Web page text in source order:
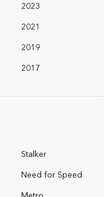
2023
2021
2019
2017
Stalker
Need for Speed